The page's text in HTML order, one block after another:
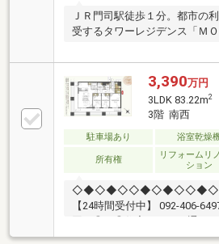
ＪＲ門司駅徒歩１分。都市の
受するタワーレジデンス「Ｍ
角部屋ならではの採光と、３
ーが日常に開放感をもたらし
成予定のフルリノベーション
様の美しさへ。コンシェルジ
ティ体制、ペット可。駅前で
を備えた門司を代表する邸宅で
3,390万円
3LDK 83.22m2
3階 南西
駐車場あり 浴室乾燥
所有権
リフォームリ
ション
【24時間受付中】 092-406-
困る◎ ◎住宅ローン・通るか
ず何からすればいい？◎小さ